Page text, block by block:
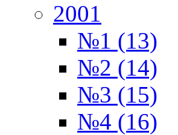
2001
№1 (13)
№2 (14)
№3 (15)
№4 (16)